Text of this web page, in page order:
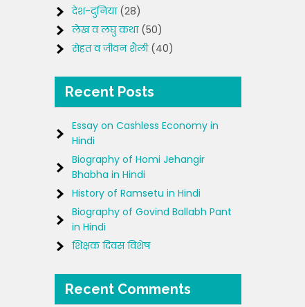
देश-दुनिया(28)
लेख व लघु कथा(50)
सेहत व जीवन शैली(40)
Recent Posts
Essay on Cashless Economy in
Hindi
Biography of Homi Jehangir
Bhabha in Hindi
History of Ramsetu in Hindi
Biography of Govind Ballabh Pant
in Hindi
शिक्षक दिवस विशेष
Recent Comments